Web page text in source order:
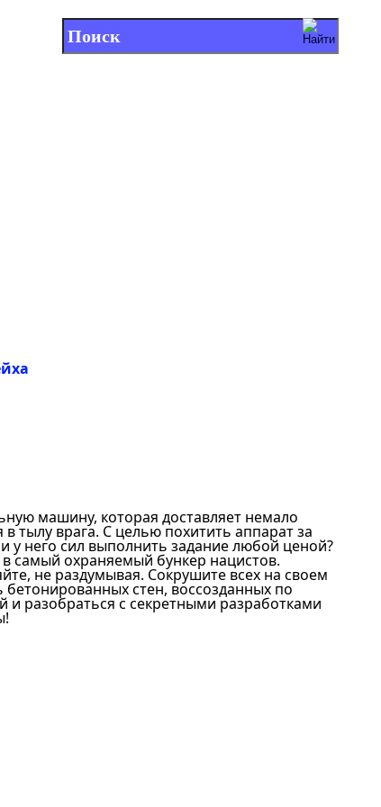
машину, которая доставляет немало
врага. С целью похитить аппарат за
него сил выполнить задание любой ценой?
самый охраняемый бункер нацистов.
не раздумывая. Сокрушите всех на своем
стен, воссозданных по
разобраться с секретными разработками